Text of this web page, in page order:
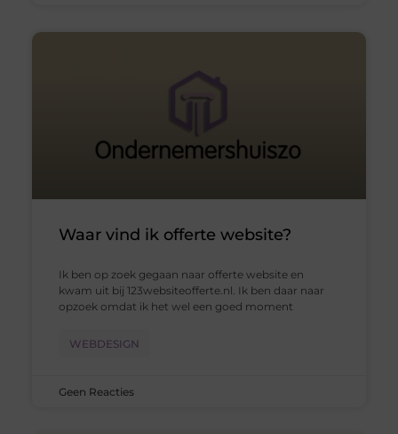
Waar vind ik offerte website?
Ik ben op zoek gegaan naar offerte website en
kwam uit bij 123websiteofferte.nl. Ik ben daar naar
opzoek omdat ik het wel een goed moment
WEBDESIGN
Geen Reacties